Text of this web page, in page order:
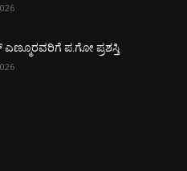
ಎಣ್ಮೂರವರಿಗೆ ಪ.ಗೋ ಪ್ರಶಸ್ತಿ